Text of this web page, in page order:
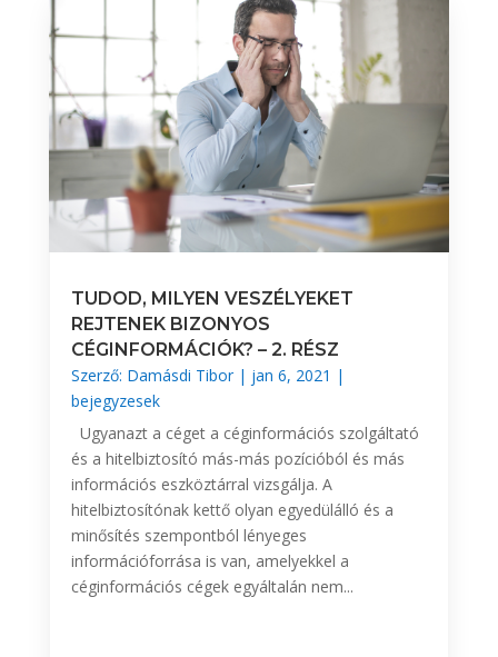
TUDOD, MILYEN VESZÉLYEKET
REJTENEK BIZONYOS
CÉGINFORMÁCIÓK? – 2. RÉSZ
Szerző: Damásdi Tibor| jan 6, 2021 |
bejegyzesek
Ugyanazt a céget a céginformációs szolgáltató
és a hitelbiztosító más-más pozícióból és más
információs eszköztárral vizsgálja. A
hitelbiztosítónak kettő olyan egyedülálló és a
minősítés szempontból lényeges
információforrása is van, amelyekkel a
céginformációs cégek egyáltalán nem...